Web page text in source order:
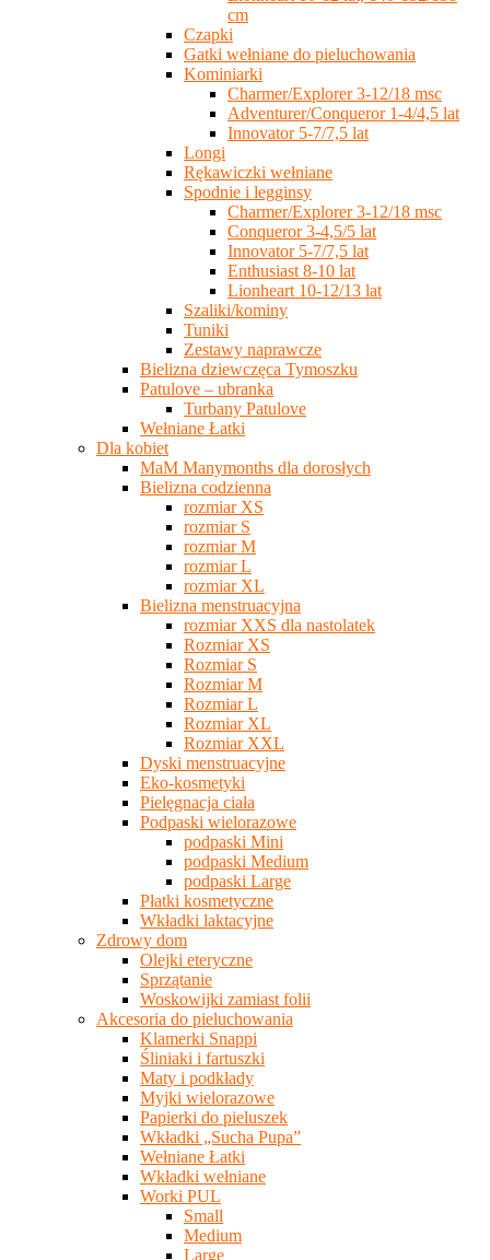
cm
Czapki
Gatki wełniane do pieluchowania
Kominiarki
Charmer/Explorer 3-12/18 msc
Adventurer/Conqueror 1-4/4,5 lat
Innovator 5-7/7,5 lat
Longi
Rękawiczki wełniane
Spodnie i legginsy
Charmer/Explorer 3-12/18 msc
Conqueror 3-4,5/5 lat
Innovator 5-7/7,5 lat
Enthusiast 8-10 lat
Lionheart 10-12/13 lat
Szaliki/kominy
Tuniki
Zestawy naprawcze
Bielizna dziewczęca Tymoszku
Patulove – ubranka
Turbany Patulove
Wełniane Łatki
Dla kobiet
MaM Manymonths dla dorosłych
Bielizna codzienna
rozmiar XS
rozmiar S
rozmiar M
rozmiar L
rozmiar XL
Bielizna menstruacyjna
rozmiar XXS dla nastolatek
Rozmiar XS
Rozmiar S
Rozmiar M
Rozmiar L
Rozmiar XL
Rozmiar XXL
Dyski menstruacyjne
Eko-kosmetyki
Pielęgnacja ciała
Podpaski wielorazowe
podpaski Mini
podpaski Medium
podpaski Large
Płatki kosmetyczne
Wkładki laktacyjne
Zdrowy dom
Olejki eteryczne
Sprzątanie
Woskowijki zamiast folii
Akcesoria do pieluchowania
Klamerki Snappi
Śliniaki i fartuszki
Maty i podkłady
Myjki wielorazowe
Papierki do pieluszek
Wkładki „Sucha Pupa”
Wełniane Łatki
Wkładki wełniane
Worki PUL
Small
Medium
Large